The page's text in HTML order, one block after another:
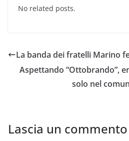
No related posts.
La banda dei fratelli Marino
Aspettando “Ottobrando”,
solo nel
Lascia un commento